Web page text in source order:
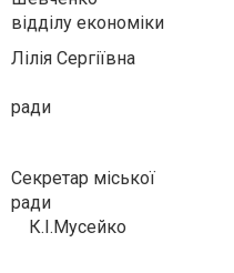
відділу економіки
Лілія Сергіївна
ради
Секретар міської
К.І.Мусейко